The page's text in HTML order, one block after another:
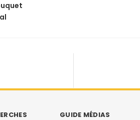
GUIDE MÉDIAS